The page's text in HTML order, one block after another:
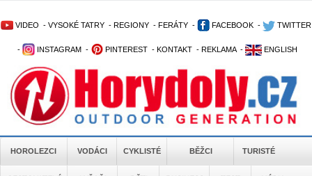
VIDEO - VYSOKÉ TATRY - REGIONY - FERÁTY - FACEBOOK - TWITTER
- INSTAGRAM - PINTEREST - KONTAKT - REKLAMA - ENGLISH
HOROLEZCI VODÁCI CYKLISTÉ BĚŽCI TURISTÉ